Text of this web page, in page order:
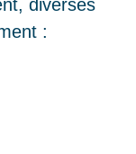
diverses
: